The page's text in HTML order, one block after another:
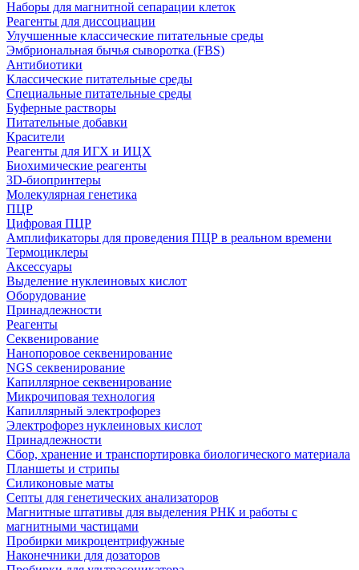
Наборы для магнитной сепарации клеток
Реагенты для диссоциации
Улучшенные классические питательные среды
Эмбриональная бычья сыворотка (FBS)
Антибиотики
Классические питательные среды
Специальные питательные среды
Буферные растворы
Питательные добавки
Красители
Реагенты для ИГХ и ИЦХ
Биохимические реагенты
3D-биопринтеры
Молекулярная генетика
ПЦР
Цифровая ПЦР
Амплификаторы для проведения ПЦР в реальном времени
Термоциклеры
Аксессуары
Выделение нуклеиновых кислот
Оборудование
Принадлежности
Реагенты
Секвенирование
Нанопоровое секвенирование
NGS секвенирование
Капиллярное секвенирование
Микрочиповая технология
Капиллярный электрофорез
Электрофорез нуклеиновых кислот
Принадлежности
Сбор, хранение и транспортировка биологического материала
Планшеты и стрипы
Силиконовые маты
Септы для генетических анализаторов
Магнитные штативы для выделения РНК и работы с
магнитными частицами
Пробирки микроцентрифужные
Наконечники для дозаторов